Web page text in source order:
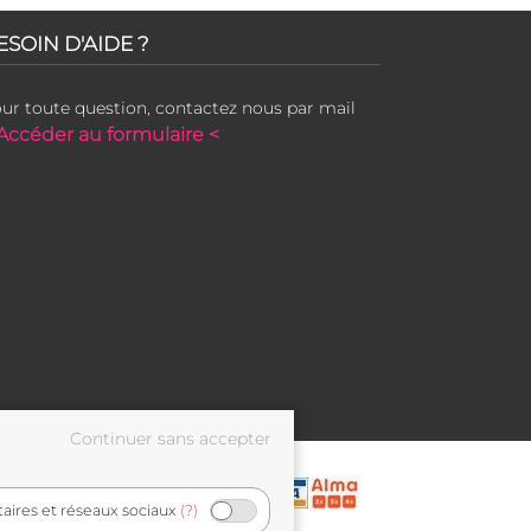
D'AIDE ?
toute question, contactez nous par mail
au formulaire <
et réseaux sociaux (?)